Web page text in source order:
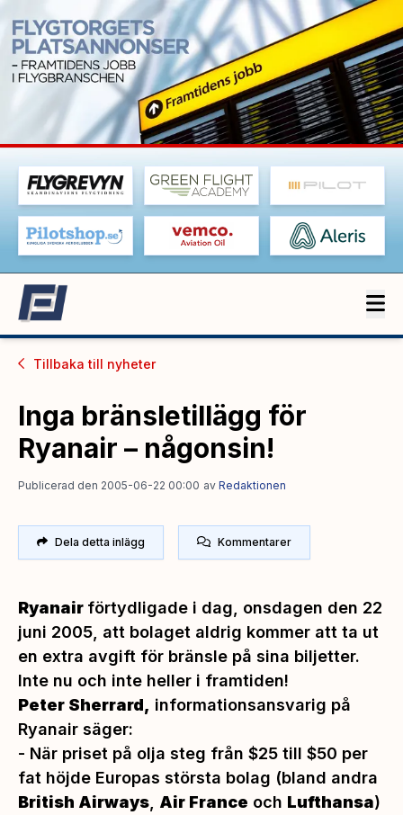
Tillbaka till nyheter
Inga bränsletillägg för
Ryanair – någonsin!
Publicerad den 2005-06-22 00:00 av Redaktionen
Dela detta inlägg Kommentarer
Ryanair förtydligade i dag, onsdagen den 22
juni 2005, att bolaget aldrig kommer att ta ut
en extra avgift för bränsle på sina biljetter.
Inte nu och inte heller i framtiden!
Peter Sherrard, informationsansvarig på
Ryanair säger:
- När priset på olja steg från $25 till $50 per
fat höjde Europas största bolag (bland andra
British Airways Air France och Lufthansa)